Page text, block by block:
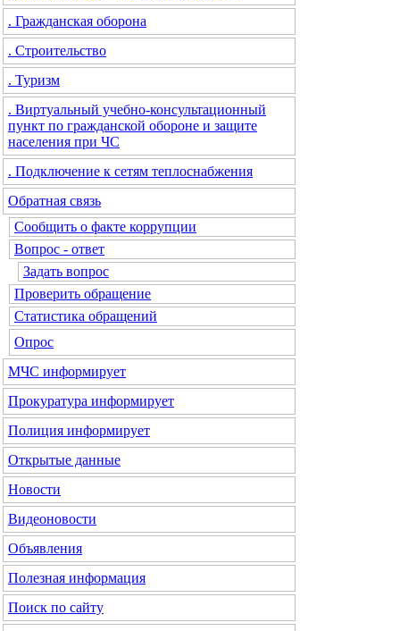
. Гражданская оборона
. Строительство
. Туризм
. Виртуальный учебно-консультационный
пункт по гражданской обороне и защите
населения при ЧС
. Подключение к сетям теплоснабжения
Обратная связь
Сообщить о факте коррупции
Вопрос - ответ
Задать вопрос
Проверить обращение
Статистика обращений
Опрос
МЧС информирует
Прокуратура информирует
Полиция информирует
Открытые данные
Новости
Видеоновости
Объявления
Полезная информация
Поиск по сайту